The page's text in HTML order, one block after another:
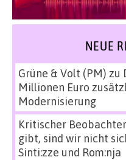
NEUE
Grüne & Volt (PM) zu
Millionen Euro
Modernisierung
Kritischer Beobachter
gibt, sind wir nicht
Sinti:zze und Rom:nja